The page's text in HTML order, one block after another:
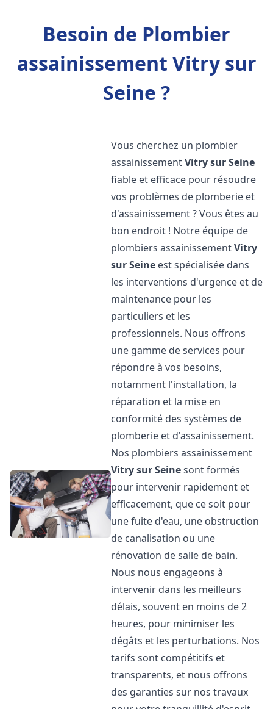
Besoin de Plombier
assainissement Vitry sur
Seine ?
Vous cherchez un plombier
assainissementVitry sur Seine
fiable et efficace pour résoudre
vos problèmes de plomberie et
d'assainissement ? Vous êtes au
bon endroit ! Notre équipe de
plombiers assainissementVitry
sur Seine est spécialisée dans
les interventions d'urgence et de
maintenance pour les
particuliers et les
professionnels. Nous offrons
une gamme de services pour
répondre à vos besoins,
notamment l'installation, la
réparation et la mise en
conformité des systèmes de
plomberie et d'assainissement.
Nos plombiers assainissement
Vitry sur Seinesont formés
pour intervenir rapidement et
efficacement, que ce soit pour
une fuite d'eau, une obstruction
de canalisation ou une
rénovation de salle de bain.
Nous nous engageons à
intervenir dans les meilleurs
délais, souvent en moins de 2
heures, pour minimiser les
dégâts et les perturbations. Nos
tarifs sont compétitifs et
transparents, et nous offrons
des garanties sur nos travaux